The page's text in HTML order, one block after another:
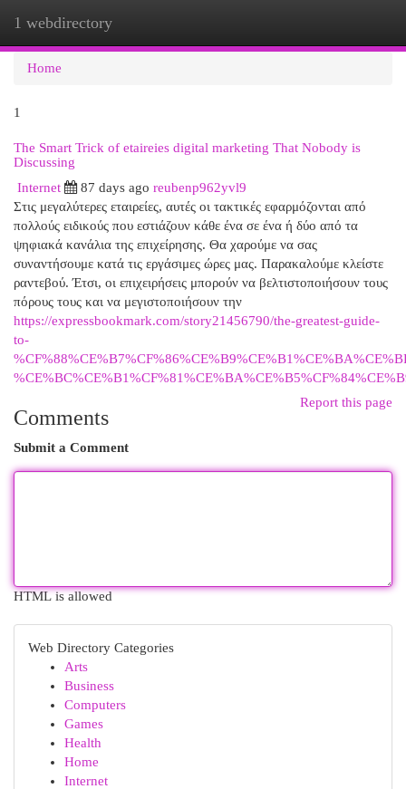
1 webdirectory
Home
1
The Smart Trick of etaireies digital marketing That Nobody is
Discussing
Internet
87 days ago reubenp962yvl9
Στις μεγαλύτερες εταιρείες, αυτές οι τακτικές εφαρμόζονται από
πολλούς ειδικούς που εστιάζουν κάθε ένα σε ένα ή δύο από τα
ψηφιακά κανάλια της επιχείρησης. Θα χαρούμε να σας
συναντήσουμε κατά τις εργάσιμες ώρες μας. Παρακαλούμε κλείστε
ραντεβού. Έτσι, οι επιχειρήσεις μπορούν να βελτιστοποιήσουν τους
πόρους τους και να μεγιστοποιήσουν την
https://expressbookmark.com/story21456790/the-greatest-guide-
to-
Report this page
Comments
Submit a Comment
HTML is allowed
Web Directory Categories
Arts
Business
Computers
Games
Health
Home
Internet